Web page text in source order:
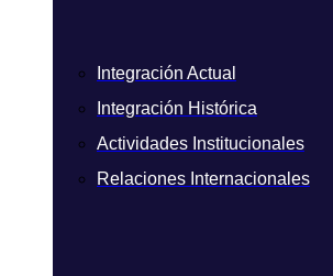
Integración Actual
Integración Histórica
Actividades Institucionales
Relaciones Internacionales